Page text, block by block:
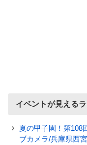
イベントが見える
夏の甲子園！第108
ブカメラ/兵庫県西